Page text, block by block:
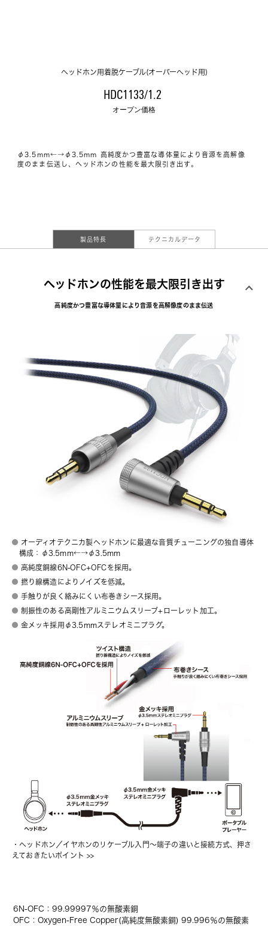
ヘッドホン用着脱ケーブル(オーバーヘッド用)
HDC1133/1.2
オープン価格
φ3.5mm←→φ3.5mm 高純度かつ豊富な導体量により音源を高解像
度のまま伝送し、ヘッドホンの性能を最大限引き出す。
製品特長 テクニカルデータ
ヘッドホンの性能を最大限引き出す
高純度かつ豊富な導体量により音源を高解像度のまま伝送
オーディオテクニカ製ヘッドホンに最適な音質チューニングの独自導体
構成：φ3.5mm←→φ3.5mm
高純度銅線6N-OFC+OFCを採用。
撚り線構造によりノイズを低減。
手触りが良く絡みにくい布巻きシース採用。
制振性のある高剛性アルミニウムスリーブ+ローレット加工。
金メッキ採用φ3.5mmステレオミニプラグ。
・ ヘッドホン／イヤホンのリケーブル入門〜端子の違いと接続方式、押さ
えておきたいポイント >>
6N-OFC：99.99997％の無酸素銅
OFC：Oxygen-Free Copper(高純度無酸素銅) 99.996％の無酸素